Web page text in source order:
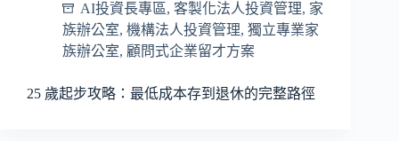
AI投資長專區, 客製化法人投資管理, 家
族辦公室, 機構法人投資管理, 獨立專業家
族辦公室, 顧問式企業留才方案
25 歲起步攻略：最低成本存到退休的完整路徑